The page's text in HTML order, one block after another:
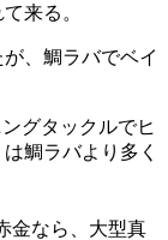
来る。
、鯛ラバでベイ
グタックルでヒ
鯛ラバより多く
金なら、大型真